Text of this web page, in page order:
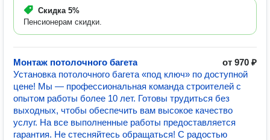
Скидка 5%
Пенсионерам скидки.
Монтаж потолочного багета
от 970 ₽
Установка потолочного багета «под ключ» по доступной
цене! Мы — профессиональная команда строителей с
опытом работы более 10 лет. Готовы трудиться без
выходных, чтобы обеспечить вам высокое качество
услуг. На все выполненные работы предоставляется
гарантия. Не стесняйтесь обращаться! С радостью